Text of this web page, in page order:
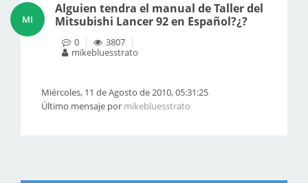
MI
Alguien tendra el manual de Taller del
Mitsubishi Lancer 92 en Español?¿?
0
3807
mikebluesstrato
Miércoles, 11 de Agosto de 2010, 05:31:25
Último mensaje por mikebluesstrato